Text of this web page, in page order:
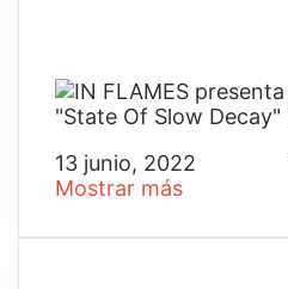
13 junio, 2022
Mostrar más